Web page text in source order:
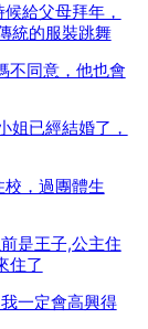
給父母拜年，
統的服裝跳舞
不同意，他也會
已經結婚了，
，過團體生
是王子,公主住
住了
一定會高興得